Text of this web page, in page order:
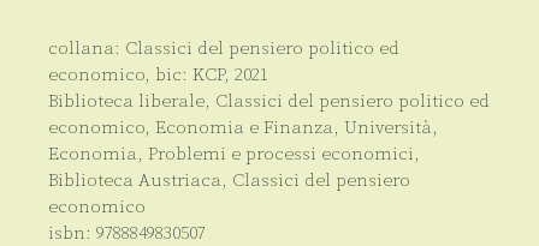
collana: Classici del pensiero politico ed
economico, bic: KCP, 2021
Biblioteca liberale, Classici del pensiero politico ed
economico, Economia e Finanza, Università,
Economia, Problemi e processi economici,
Biblioteca Austriaca, Classici del pensiero
economico
isbn: 9788849830507